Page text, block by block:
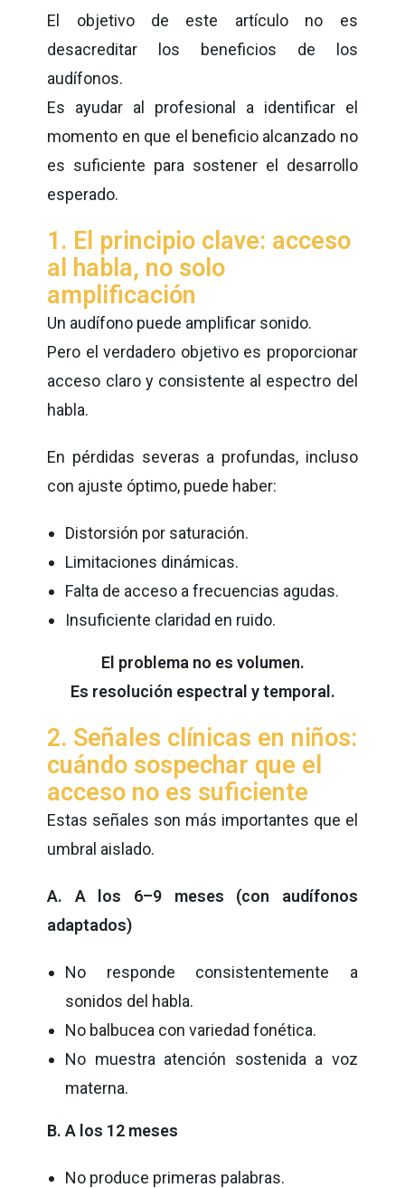
El objetivo de este artículo no es
desacreditar los beneficios de los
audífonos.
Es ayudar al profesional a identificar el
momento en que el beneficio alcanzado no
es suficiente para sostener el desarrollo
esperado.
1. El principio clave: acceso
al habla, no solo
amplificación
Un audífono puede amplificar sonido.
Pero el verdadero objetivo es proporcionar
acceso claro y consistente al espectro del
habla.
En pérdidas severas a profundas, incluso
con ajuste óptimo, puede haber:
Distorsión por saturación.
Limitaciones dinámicas.
Falta de acceso a frecuencias agudas.
Insuficiente claridad en ruido.
El problema no es volumen.
Es resolución espectral y temporal.
2. Señales clínicas en niños:
cuándo sospechar que el
acceso no es suficiente
Estas señales son más importantes que el
umbral aislado.
A. A los 6–9 meses (con audífonos
adaptados)
No responde consistentemente a
sonidos del habla.
No balbucea con variedad fonética.
No muestra atención sostenida a voz
materna.
B. A los 12 meses
No produce primeras palabras.